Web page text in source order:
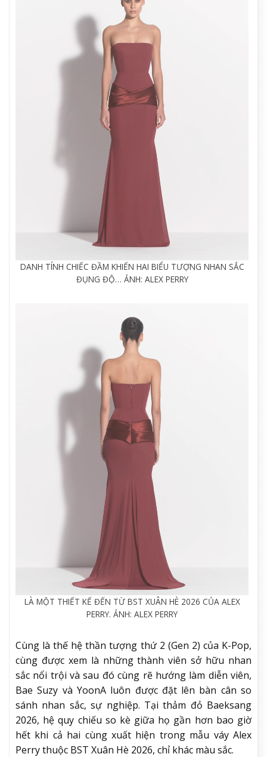
DANH TÍNH CHIẾC ĐẦM KHIẾN HAI BIỂU TƯỢNG NHAN SẮC
ĐỤNG ĐỘ… ẢNH: ALEX PERRY
LÀ MỘT THIẾT KẾ ĐẾN TỪ BST XUÂN HÈ 2026 CỦA ALEX
PERRY. ẢNH: ALEX PERRY
Cùng là thế hệ thần tượng thứ 2 (Gen 2) của K-Pop,
cùng được xem là những thành viên sở hữu nhan
sắc nổi trội và sau đó cùng rẽ hướng làm diễn viên,
Bae Suzy và YoonA luôn được đặt lên bàn cân so
sánh nhan sắc, sự nghiệp. Tại thảm đỏ Baeksang
2026, hệ quy chiếu so kè giữa họ gần hơn bao giờ
hết khi cả hai cùng xuất hiện trong mẫu váy Alex
Perry thuộc BST Xuân Hè 2026, chỉ khác màu sắc.